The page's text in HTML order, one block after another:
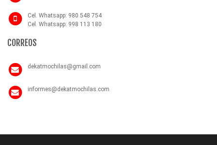
Cel. Whatsapp: 980 548 754
Cel. Whatsapp: 998 113 180
CORREOS
dekatmochilas@gmail.com
informes@dekatmochilas.com